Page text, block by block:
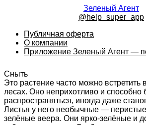
Зеленый Агент
@help_super_app
Публичная оферта
О компании
Приложение Зеленый Агент —
Сныть
Это растение часто можно встретить
лесах. Оно неприхотливо и способно
распространяться, иногда даже
Листья у него необычные —
зелёные веера. Они ярко-зелёные и